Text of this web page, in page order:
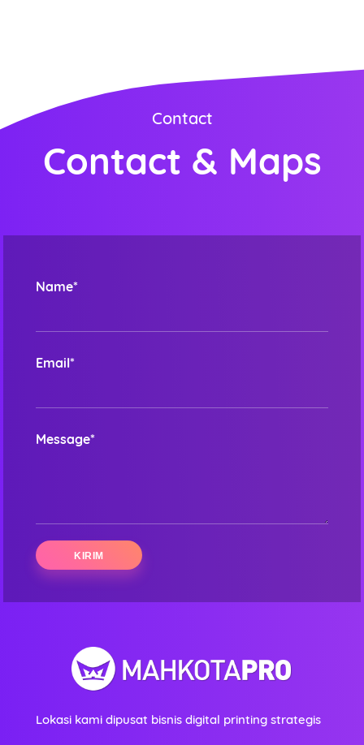
Contact
Contact & Maps
Name*
Email*
Message*
Lokasi kami dipusat bisnis digital printing strategis